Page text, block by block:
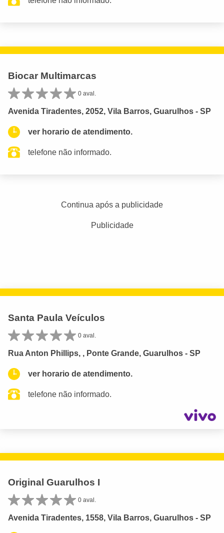
Biocar Multimarcas
0 aval.
Avenida Tiradentes, 2052, Vila Barros, Guarulhos - SP
ver horario de atendimento.
telefone não informado.
Continua após a publicidade
Publicidade
Santa Paula Veículos
0 aval.
Rua Anton Phillips, , Ponte Grande, Guarulhos - SP
ver horario de atendimento.
telefone não informado.
Original Guarulhos I
0 aval.
Avenida Tiradentes, 1558, Vila Barros, Guarulhos - SP